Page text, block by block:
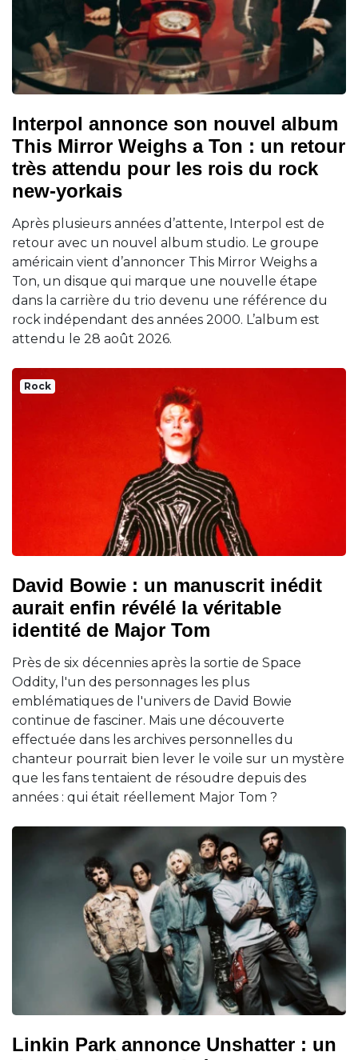
Interpol annonce son nouvel album
This Mirror Weighs a Ton : un retour
très attendu pour les rois du rock
new-yorkais
Après plusieurs années d’attente, Interpol est de
retour avec un nouvel album studio. Le groupe
américain vient d’annoncer This Mirror Weighs a
Ton, un disque qui marque une nouvelle étape
dans la carrière du trio devenu une référence du
rock indépendant des années 2000. L’album est
attendu le 28 août 2026.
Rock
David Bowie : un manuscrit inédit
aurait enfin révélé la véritable
identité de Major Tom
Près de six décennies après la sortie de Space
Oddity, l'un des personnages les plus
emblématiques de l'univers de David Bowie
continue de fasciner. Mais une découverte
effectuée dans les archives personnelles du
chanteur pourrait bien lever le voile sur un mystère
que les fans tentaient de résoudre depuis des
années : qui était réellement Major Tom ?
Linkin Park annonce Unshatter : un